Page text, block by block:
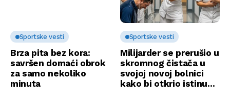
Sportske vesti
Brza pita bez kora:
savršen domaći obrok
za samo nekoliko
minuta
Sportske vesti
Milijarder se prerušio u
skromnog čistača u
svojoj novoj bolnici
kako bi otkrio istinu…